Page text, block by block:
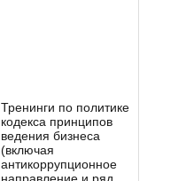
Тренинги по политике
кодекса принципов
ведения бизнеса
(включая
антикоррупционное